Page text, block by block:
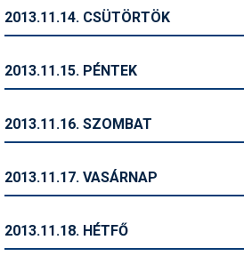
Símánia
Síszerviz
2013.11.14. CSÜTÖRTÖK
2013.11.15. PÉNTEK
2013.11.16. SZOMBAT
2013.11.17. VASÁRNAP
2013.11.18. HÉTFŐ